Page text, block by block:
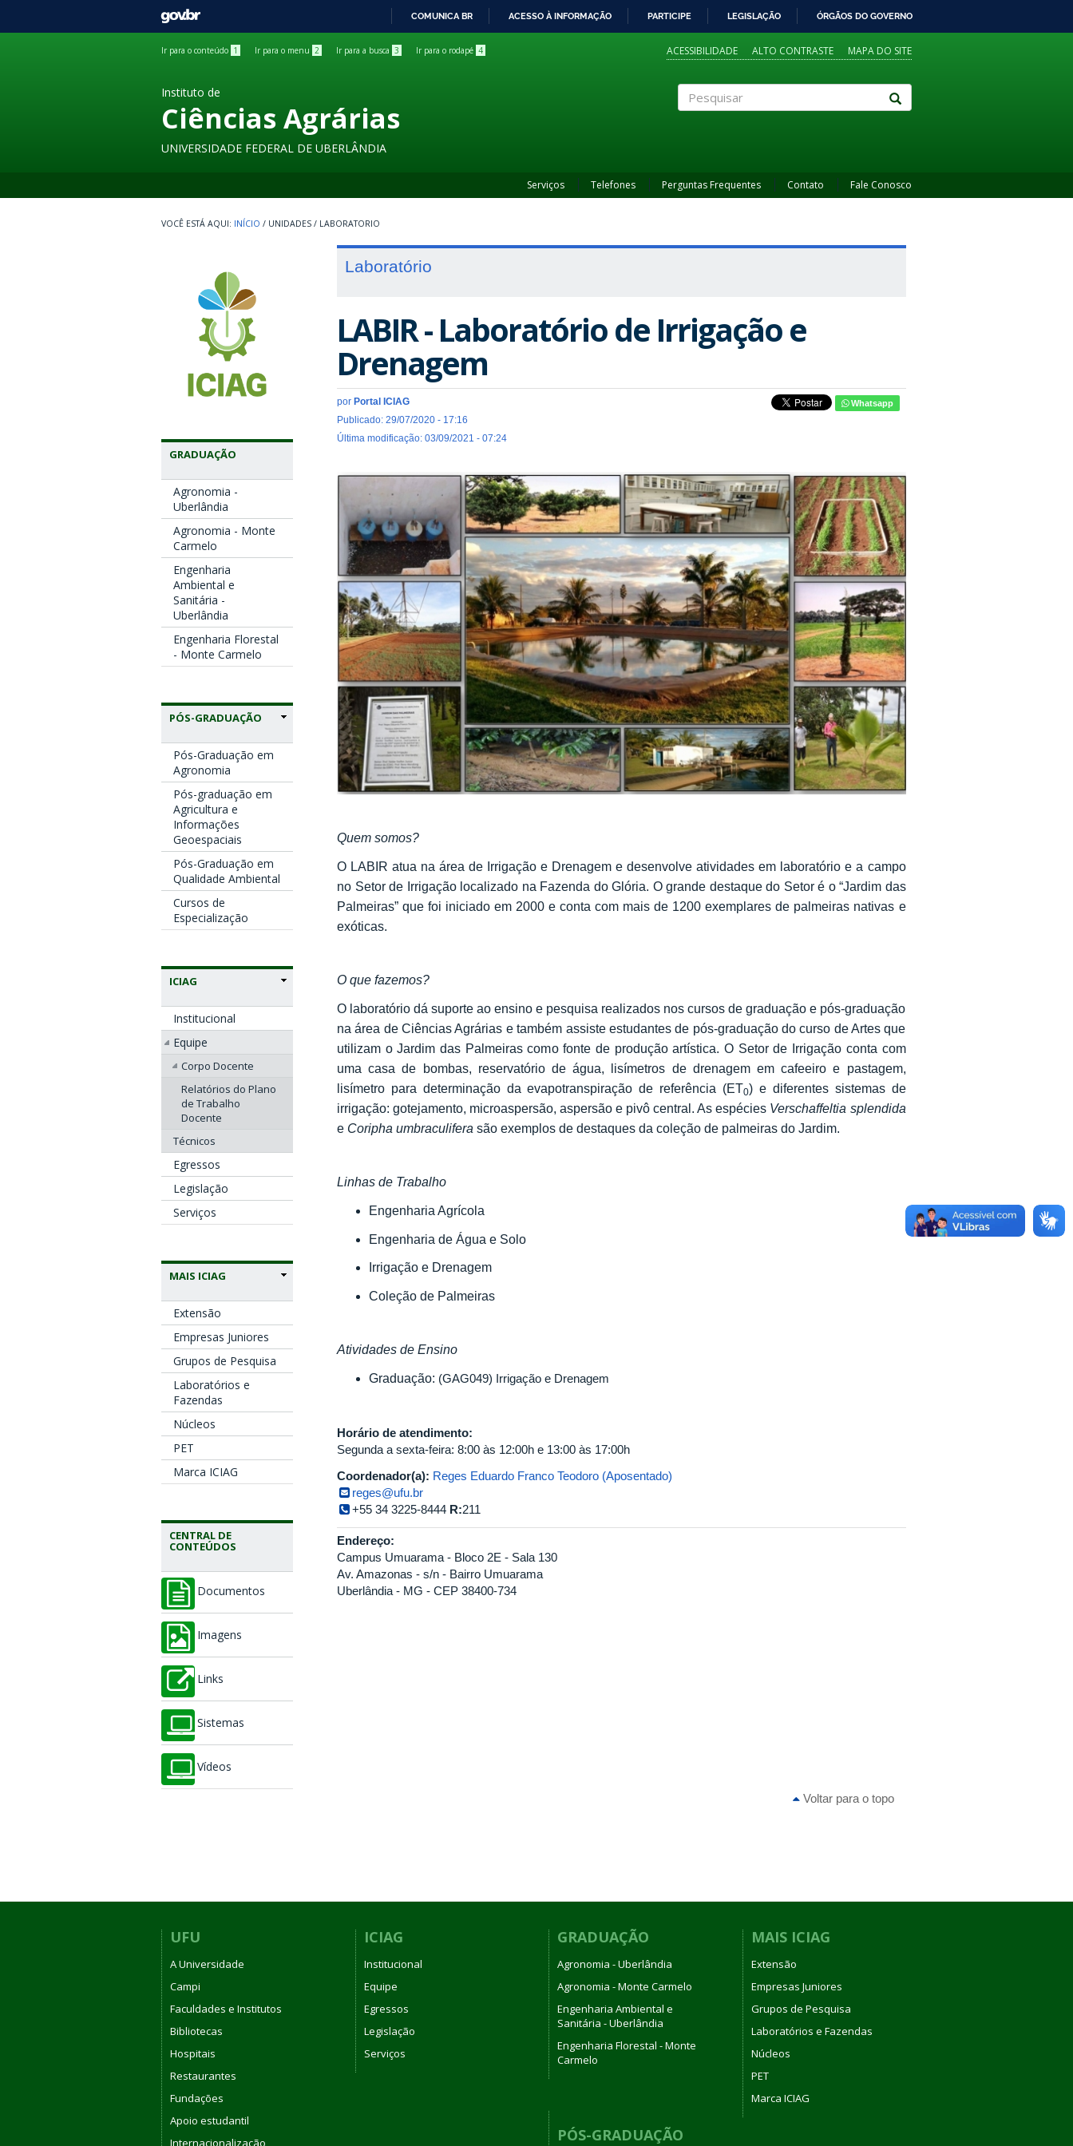
GOVBR
COMUNICA BR ACESSO À INFORMAÇÃO PARTICIPE LEGISLAÇÃO ÓRGÃOS DO GOVERNO
Ir para o conteúdo 1 Ir para o menu 2 Ir para a busca 3 Ir para o rodapé 4 ACESSIBILIDADE ALTO CONTRASTE MAPA DO SITE
Instituto de
Ciências Agrárias
UNIVERSIDADE FEDERAL DE UBERLÂNDIA
Serviços Telefones Perguntas Frequentes Contato Fale Conosco
INÍCIO / UNIDADES / LABORATORIO
GRADUAÇÃO
Agronomia -
Uberlândia
Agronomia - Monte
Carmelo
Engenharia
Ambiental e
Sanitária -
Uberlândia
Engenharia Florestal
- Monte Carmelo
PÓS-GRADUAÇÃO
Pós-Graduação em
Agronomia
Pós-graduação em
Agricultura e
Informações
Geoespaciais
Pós-Graduação em
Qualidade Ambiental
Cursos de
Especialização
ICIAG
Institucional
Equipe
Corpo Docente
Relatórios do Plano
de Trabalho
Docente
Técnicos
Egressos
Legislação
Serviços
MAIS ICIAG
Extensão
Empresas Juniores
Grupos de Pesquisa
Laboratórios e
Fazendas
Núcleos
PET
Marca ICIAG
CENTRAL DE
CONTEÚDOS
Documentos
Imagens
Links
Sistemas
Vídeos
Laboratório
LABIR - Laboratório de Irrigação e
Drenagem
por Portal ICIAG
Publicado: 29/07/2020 - 17:16
Última modificação: 03/09/2021 - 07:24
Whatsapp
Quem somos?
O LABIR atua na área de Irrigação e Drenagem e desenvolve atividades em laboratório e a campo
no Setor de Irrigação localizado na Fazenda do Glória. O grande destaque do Setor é o “Jardim das
Palmeiras” que foi iniciado em 2000 e conta com mais de 1200 exemplares de palmeiras nativas e
exóticas.
O que fazemos?
O laboratório dá suporte ao ensino e pesquisa realizados nos cursos de graduação e pós-graduação
na área de Ciências Agrárias e também assiste estudantes de pós-graduação do curso de Artes que
utilizam o Jardim das Palmeiras como fonte de produção artística. O Setor de Irrigação conta com
uma casa de bombas, reservatório de água, lisímetros de drenagem em cafeeiro e pastagem,
lisímetro para determinação da evapotranspiração de referência (ET0) e diferentes sistemas de
irrigação: gotejamento, microaspersão, aspersão e pivô central. As espécies Verschaffeltia splendida
e Coripha umbraculifera são exemplos de destaques da coleção de palmeiras do Jardim.
Linhas de Trabalho
Engenharia Agrícola
Engenharia de Água e Solo
Irrigação e Drenagem
Coleção de Palmeiras
Atividades de Ensino
Graduação: (GAG049) Irrigação e Drenagem
Horário de atendimento:
Segunda a sexta-feira: 8:00 às 12:00h e 13:00 às 17:00h
Coordenador(a): Reges Eduardo Franco Teodoro (Aposentado)
reges@ufu.br
+55 34 3225-8444 R:211
Endereço:
Campus Umuarama - Bloco 2E - Sala 130
Av. Amazonas - s/n - Bairro Umuarama
Uberlândia - MG - CEP 38400-734
Voltar para o topo
UFU
A Universidade
Campi
Faculdades e Institutos
Bibliotecas
Hospitais
Restaurantes
Fundações
Apoio estudantil
Internacionalização
ICIAG
Institucional
Equipe
Egressos
Legislação
Serviços
GRADUAÇÃO
Agronomia - Uberlândia
Agronomia - Monte Carmelo
Engenharia Ambiental e
Sanitária - Uberlândia
Engenharia Florestal - Monte
Carmelo
PÓS-GRADUAÇÃO
MAIS ICIAG
Extensão
Empresas Juniores
Grupos de Pesquisa
Laboratórios e Fazendas
Núcleos
PET
Marca ICIAG